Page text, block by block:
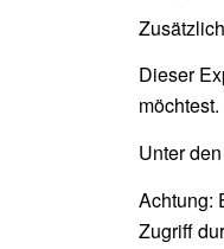
Dieser
möchtest.
Unter
Achtung:
Zugriff